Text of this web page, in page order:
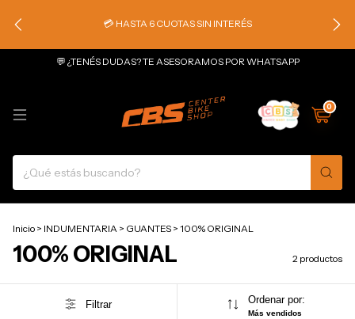
💳 HASTA 6 CUOTAS SIN INTERÉS
💬 ¿TENÉS DUDAS? TE ASESORAMOS POR WHATSAPP
0
Inicio > INDUMENTARIA > GUANTES > 100% ORIGINAL
100% ORIGINAL 2 productos
Filtrar Ordenar por:
Más vendidos